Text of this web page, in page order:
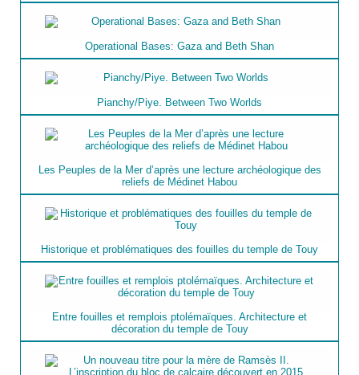
Operational Bases: Gaza and Beth Shan
Pianchy/Piye. Between Two Worlds
Les Peuples de la Mer d’après une lecture archéologique des
reliefs de Médinet Habou
Historique et problématiques des fouilles du temple de Touy
Entre fouilles et remplois ptolémaïques. Architecture et
décoration du temple de Touy